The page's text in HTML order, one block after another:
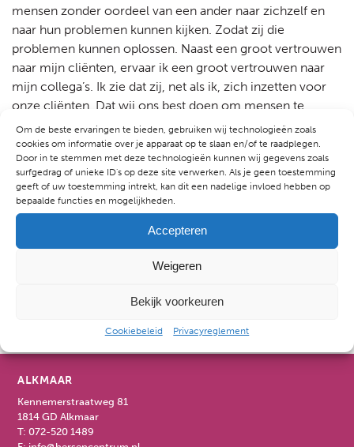
Om de beste ervaringen te bieden, gebruiken wij technologieën zoals
cookies om informatie over je apparaat op te slaan en/of te raadplegen.
Door in te stemmen met deze technologieën kunnen wij gegevens zoals
surfgedrag of unieke ID's op deze site verwerken. Als je geen toestemming
geeft of uw toestemming intrekt, kan dit een nadelige invloed hebben op
bepaalde functies en mogelijkheden.
Accepteren
Weigeren
Bekijk voorkeuren
Cookiebeleid Privacyreglement
mensen zonder oordeel van een ander naar zichzelf en
naar hun problemen kunnen kijken. Zodat zij die
problemen kunnen oplossen. Naast een groot vertrouwen
naar mijn cliënten, ervaar ik een groot vertrouwen naar
mijn collega’s. Ik zie dat zij, net als ik, zich inzetten voor
onze cliënten. Dat wij ons best doen om mensen te
helpen.
Na het behalen van mijn Master Neuropsychologie aan de
Vrije Universiteit te Amsterdam en het behalen van de
Postacademische opleiding tot GZ-psycholoog aan de
RINO Amsterdam, ben ik bij laatstgenoemd instituut
afgestudeerd tot Psychotherapeut.
BIG-nummers: 59918297825
ALKMAAR
Kennemerstraatweg 81
1814 GD Alkmaar
T:072-520 1489